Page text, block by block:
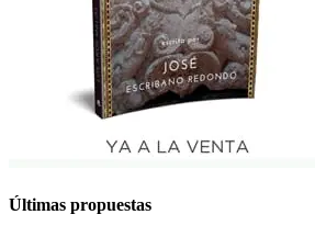
Últimas propuestas